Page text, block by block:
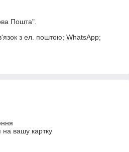
Пошта".
з ел. поштою; WhatsApp;
на вашу картку